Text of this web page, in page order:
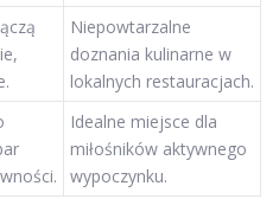
Niepowtarzalne
doznania kulinarne w
lokalnych restauracjach.
Idealne miejsce dla
miłośników aktywnego
wypoczynku.